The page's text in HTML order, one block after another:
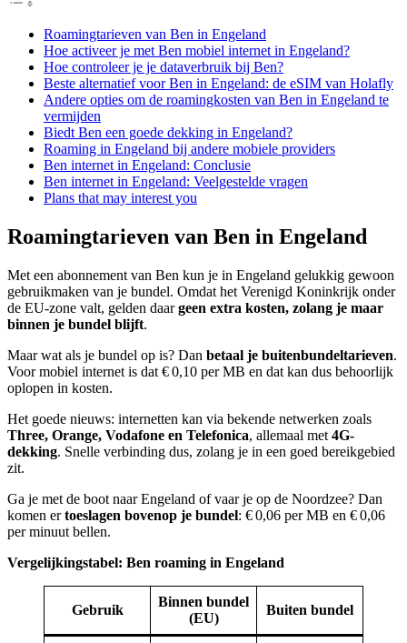
Roamingtarieven van Ben in Engeland
Hoe activeer je met Ben mobiel internet in Engeland?
Hoe controleer je je dataverbruik bij Ben?
Beste alternatief voor Ben in Engeland: de eSIM van Holafly
Andere opties om de roamingkosten van Ben in Engeland te
vermijden
Biedt Ben een goede dekking in Engeland?
Roaming in Engeland bij andere mobiele providers
Ben internet in Engeland: Conclusie
Ben internet in Engeland: Veelgestelde vragen
Plans that may interest you
Roamingtarieven van Ben in Engeland
Met een abonnement van Ben kun je in Engeland gelukkig gewoon
gebruikmaken van je bundel. Omdat het Verenigd Koninkrijk onder
de EU-zone valt, gelden daargeen extra kosten, zolang je maar
binnen je bundel blijft.
Maar wat als je bundel op is? Dan betaal je buitenbundeltarieven.
Voor mobiel internet is dat € 0,10 per MB en dat kan dus behoorlijk
oplopen in kosten.
Het goede nieuws: internetten kan via bekende netwerken zoals
Three, Orange, Vodafone en Telefonica, allemaal met 4G-
dekking. Snelle verbinding dus, zolang je in een goed bereikgebied
zit.
Ga je met de boot naar Engeland of vaar je op de Noordzee? Dan
komen ertoeslagen bovenop je bundel: € 0,06 per MB en € 0,06
per minuut bellen.
Vergelijkingstabel: Ben roaming in Engeland
Gebruik
Binnen bundel
(EU)
Buiten bundel